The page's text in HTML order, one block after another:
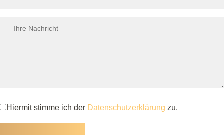
Hiermit stimme ich der Datenschutzerklärung zu.